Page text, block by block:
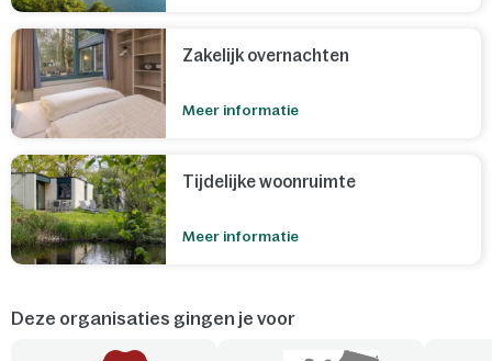
Zakelijk overnachten
Meer informatie
Tijdelijke woonruimte
Meer informatie
Deze organisaties gingen je voor